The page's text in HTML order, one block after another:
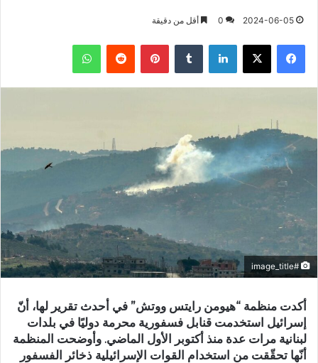
2024-06-05
0 أقل من دقيقة
فيسبوك X لينكدإن بينتيريست واتساب
#image_title
أكدت منظمة “هيومن رايتس ووتش” في أحدث تقرير لها، أنّ
إسرائيل استخدمت قنابل فسفورية محرمة دوليًا في بلدات
لبنانية مرات عدة منذ أكتوبر الأول الماضي. وأوضحت المنظمة
أنّها تحقّقت من استخدام القوات الإسرائيلية ذخائر الفسفور